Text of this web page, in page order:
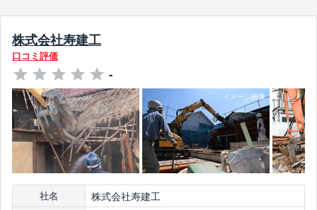
株式会社寿建工
口コミ評価
-
社名 株式会社寿建工